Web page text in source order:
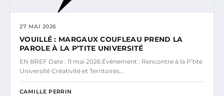
27 MAI 2026
VOUILLÉ : MARGAUX COUFLEAU PREND LA
PAROLE À LA P’TITE UNIVERSITÉ
EN BREF Date : 11 mai 2026 Événement : Rencontre à la P’tite
Université Créativité et Territoires…
CAMILLE PERRIN